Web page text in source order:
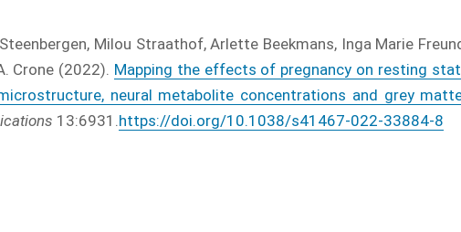
Milou Straathof, Arlette Beekmans, Inga Marie
Crone (2022). Mapping the effects of pregnancy on resting
neural metabolite concentrations and grey
13:6931. https://doi.org/10.1038/s41467-022-33884-8